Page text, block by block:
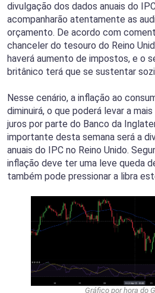
divulgação dos dados anuais do
acompanharão atentamente as
orçamento. De acordo com
chanceler do tesouro do Reino
haverá aumento de impostos, e o
britânico terá que se sustentar
Nesse cenário, a inflação ao
diminuirá, o que poderá levar a
juros por parte do Banco da
importante desta semana será a
anuais do IPC no Reino Unido.
inflação deve ter uma leve queda
também pode pressionar a libra
Gráfico por hora do